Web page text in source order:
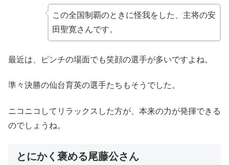
この全国制覇のときに怪我をした、主将の安
田聖寛さんです。
最近は、ピンチの場面でも笑顔の選手が多いですよね。
準々決勝の仙台育英の選手たちもそうでした。
ニコニコしてリラックスした方が、本来の力が発揮できる
のでしょうね。
とにかく褒める尾藤公さん